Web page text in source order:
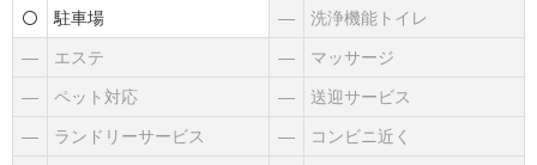
駐車場 ― 洗浄機能トイレ
― エステ ― マッサージ
― ペット対応 ― 送迎サービス
― ランドリーサービス ― コンビニ近く